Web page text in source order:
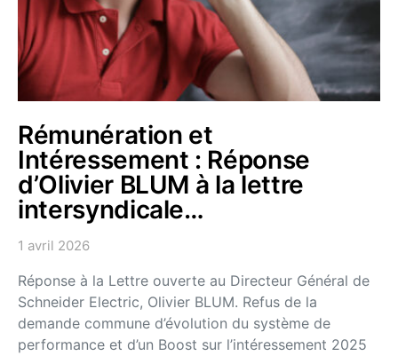
Rémunération et
Intéressement : Réponse
d’Olivier BLUM à la lettre
intersyndicale…
1 avril 2026
Réponse à la Lettre ouverte au Directeur Général de
Schneider Electric, Olivier BLUM. Refus de la
demande commune d’évolution du système de
performance et d’un Boost sur l’intéressement 2025